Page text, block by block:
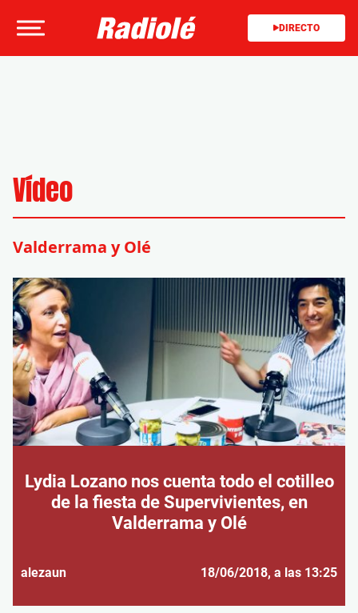
DIRECTO
Vídeo
Valderrama y Olé
Lydia Lozano nos cuenta todo el cotilleo
de la fiesta de Supervivientes, en
Valderrama y Olé
alezaun 18/06/2018, a las 13:25